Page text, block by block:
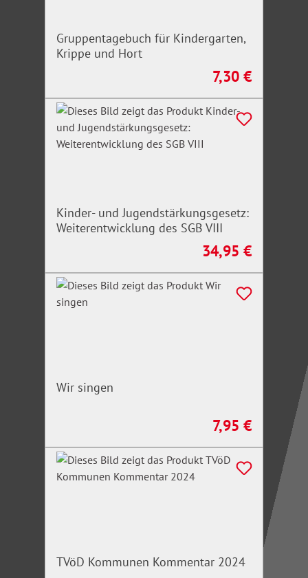
Gruppentagebuch für Kindergarten,
Krippe und Hort
Regulärer Preis:
7,30 €
Kinder- und Jugendstärkungsgesetz:
Weiterentwicklung des SGB VIII
Regulärer Preis:
34,95 €
Wir singen
Regulärer Preis:
7,95 €
TVöD Kommunen Kommentar 2024